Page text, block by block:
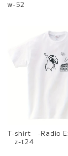
w-52
T-shirt -Radio
z-t24